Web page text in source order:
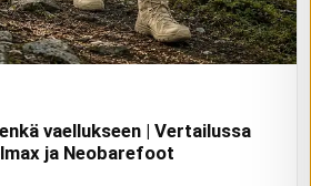
vaellukseen | Vertailussa
ja Neobarefoot